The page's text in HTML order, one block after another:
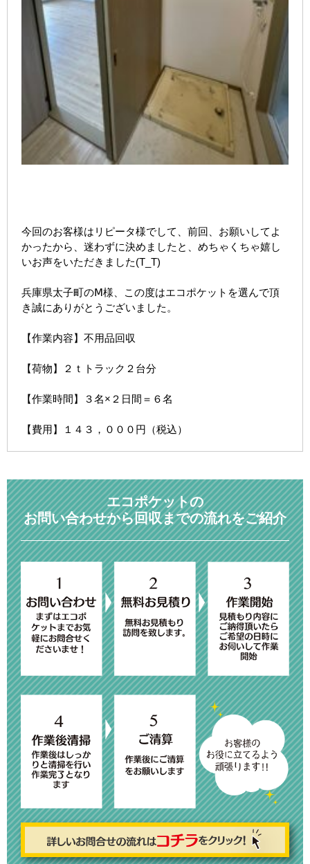
今回のお客様はリピータ様でして、前回、お願いしてよ
かったから、迷わずに決めましたと、めちゃくちゃ嬉し
いお声をいただきました(T_T)
兵庫県太子町のⅯ様、この度はエコポケットを選んで頂
き誠にありがとうございました。
【作業内容】不用品回収
【荷物】２ｔトラック２台分
【作業時間】３名×２日間＝６名
【費用】１４３，０００円（税込）
エコポケットの
お問い合わせから回収までの流れをご紹介